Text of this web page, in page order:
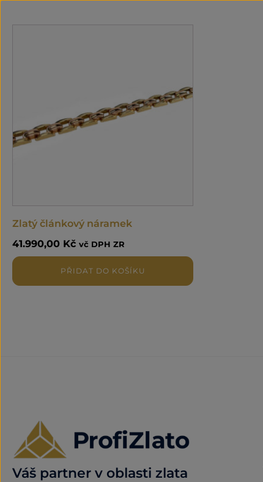
Zlatý článkový náramek
41.990,00 Kč vč DPH ZR
PŘIDAT DO KOŠÍKU
Váš partner v oblasti zlata